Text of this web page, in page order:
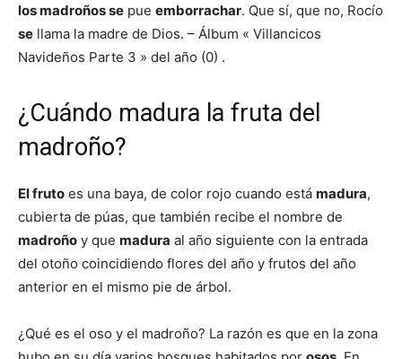
los madroños se pue emborrachar. Que sí, que no, Rocío
se llama la madre de Dios. – Álbum « Villancicos
Navideños Parte 3 » del año (0) .
¿Cuándo madura la fruta del
madroño?
El fruto es una baya, de color rojo cuando está madura,
cubierta de púas, que también recibe el nombre de
madroño y que madura al año siguiente con la entrada
del otoño coincidiendo flores del año y frutos del año
anterior en el mismo pie de árbol.
¿Qué es el oso y el madroño? La razón es que en la zona